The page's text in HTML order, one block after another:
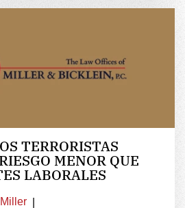
TERRORISTAS
MENOR QUE
LABORALES